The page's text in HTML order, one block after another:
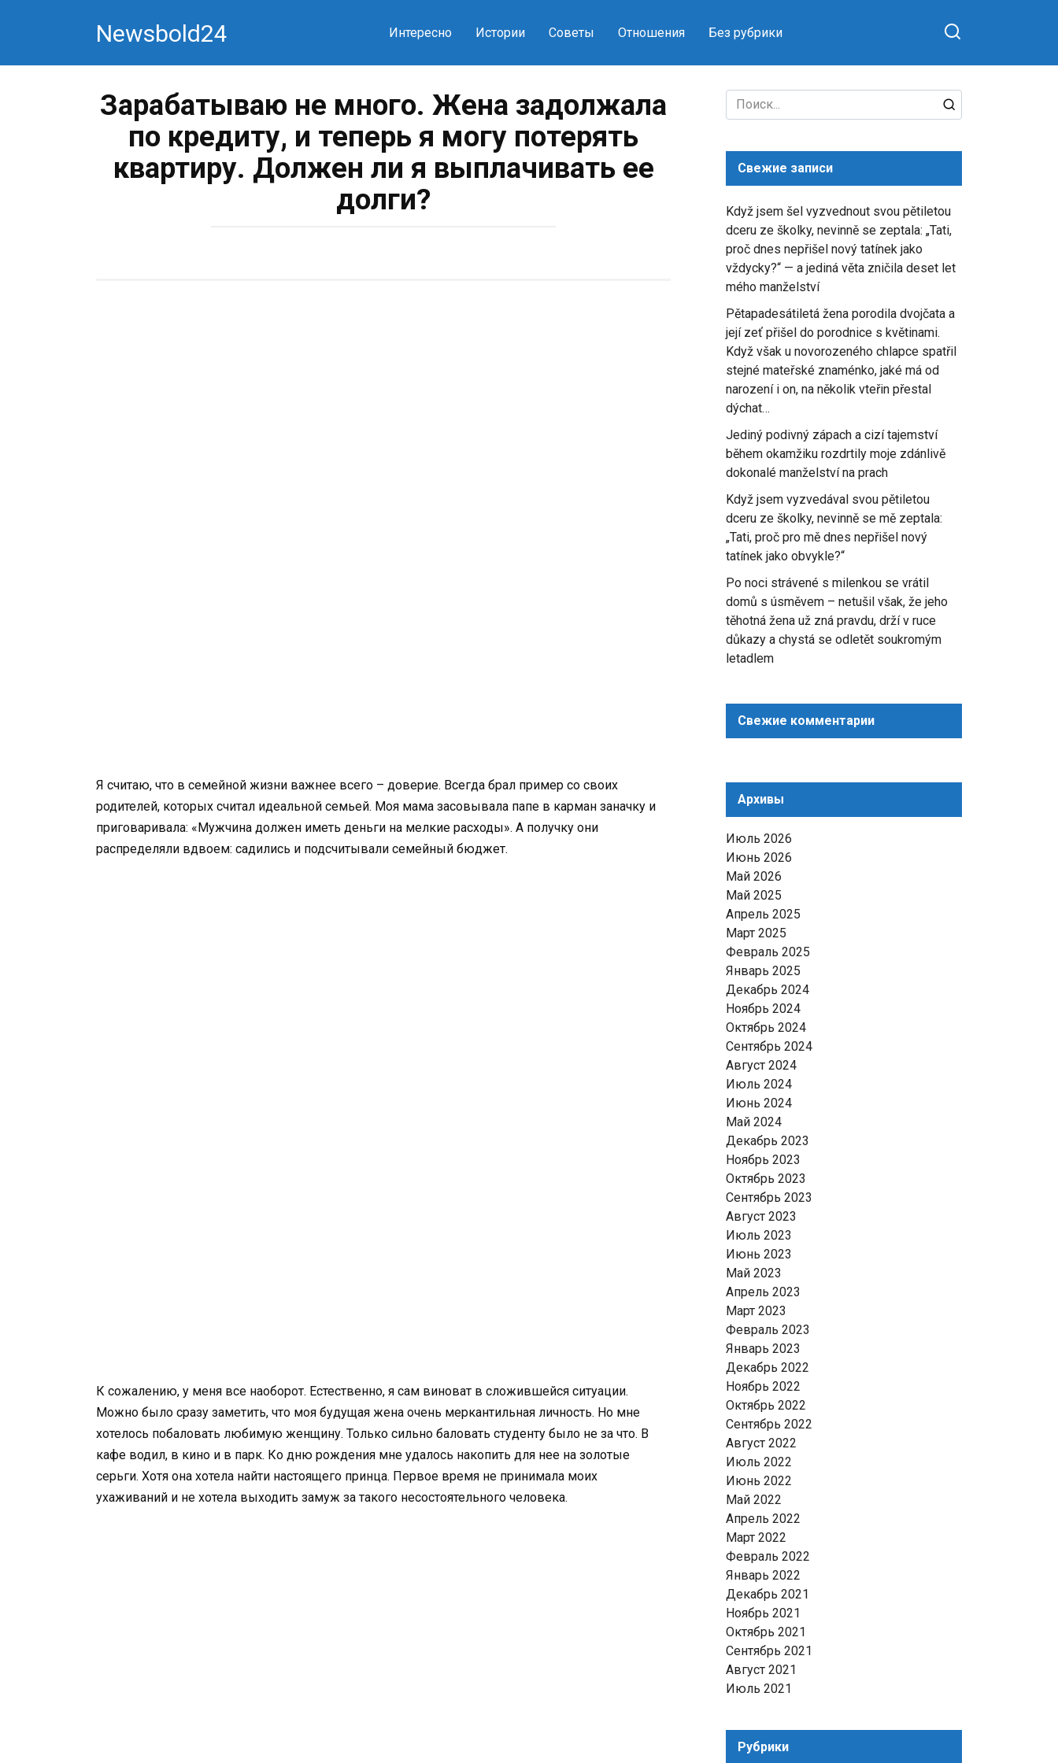
Newsbold24 Интересно Истории Советы Отношения Без рубрики
Зарабатываю не много. Жена задолжала
по кредиту, и теперь я могу потерять
квартиру. Должен ли я выплачивать ее
долги?
Я считаю, что в семейной жизни важнее всего – доверие. Всегда брал пример со своих
родителей, которых считал идеальной семьей. Моя мама засовывала папе в карман заначку и
приговаривала: «Мужчина должен иметь деньги на мелкие расходы». А получку они
распределяли вдвоем: садились и подсчитывали семейный бюджет.
К сожалению, у меня все наоборот. Естественно, я сам виноват в сложившейся ситуации.
Можно было сразу заметить, что моя будущая жена очень меркантильная личность. Но мне
хотелось побаловать любимую женщину. Только сильно баловать студенту было не за что. В
кафе водил, в кино и в парк. Ко дню рождения мне удалось накопить для нее на золотые
серьги. Хотя она хотела найти настоящего принца. Первое время не принимала моих
ухаживаний и не хотела выходить замуж за такого несостоятельного человека.
Search
for:
Свежие записи
Když jsem šel vyzvednout svou pětiletou
dceru ze školky, nevinně se zeptala: „Tati,
proč dnes nepřišel nový tatínek jako
vždycky?“ — a jediná věta zničila deset let
mého manželství
Pětapadesátiletá žena porodila dvojčata a
její zeť přišel do porodnice s květinami.
Když však u novorozeného chlapce spatřil
stejné mateřské znaménko, jaké má od
narození i on, na několik vteřin přestal
dýchat…
Jediný podivný zápach a cizí tajemství
během okamžiku rozdrtily moje zdánlivě
dokonalé manželství na prach
Když jsem vyzvedával svou pětiletou
dceru ze školky, nevinně se mě zeptala:
„Tati, proč pro mě dnes nepřišel nový
tatínek jako obvykle?“
Po noci strávené s milenkou se vrátil
domů s úsměvem – netušil však, že jeho
těhotná žena už zná pravdu, drží v ruce
důkazy a chystá se odletět soukromým
letadlem
Свежие комментарии
Архивы
Июль 2026
Июнь 2026
Май 2026
Май 2025
Апрель 2025
Март 2025
Февраль 2025
Январь 2025
Декабрь 2024
Ноябрь 2024
Октябрь 2024
Сентябрь 2024
Август 2024
Июль 2024
Июнь 2024
Май 2024
Декабрь 2023
Ноябрь 2023
Октябрь 2023
Сентябрь 2023
Август 2023
Июль 2023
Июнь 2023
Май 2023
Апрель 2023
Март 2023
Февраль 2023
Январь 2023
Декабрь 2022
Ноябрь 2022
Октябрь 2022
Сентябрь 2022
Август 2022
Июль 2022
Июнь 2022
Май 2022
Апрель 2022
Март 2022
Февраль 2022
Январь 2022
Декабрь 2021
Ноябрь 2021
Октябрь 2021
Сентябрь 2021
Август 2021
Июль 2021
Рубрики